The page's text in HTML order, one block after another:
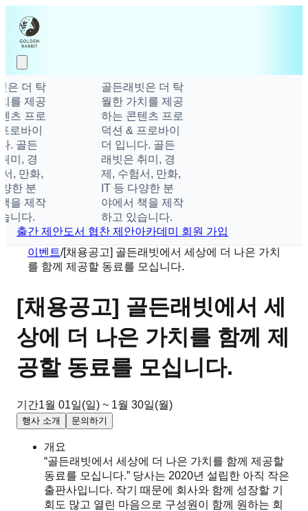
은 더 탁
를 제공
츠 프로
로바이
. 골든
미, 경
, 만화,
한 분
을 제작
니다.
골든래빗은 더 탁
월한 가치를 제공
하는 콘텐츠 프로
덕션 & 프로바이
더 입니다. 골든
래빗은 취미, 경
제, 수험서, 만화,
IT 등 다양한 분
야에서 책을 제작
하고 있습니다.
출간 제안도서 협찬 제안아카데미 회원 가입
이벤트/[채용공고] 골든래빗에서 세상에 더 나은 가치
를 함께 제공할 동료를 모십니다.
[채용공고] 골든래빗에서 세
상에 더 나은 가치를 함께 제
공할 동료를 모십니다.
기간1월 01일(일) ~ 1월 30일(월)
행사 소개 문의하기
개요
“골든래빗에서 세상에 더 나은 가치를 함께 제공할
동료를 모십니다.” 당사는 2020년 설립한 아직 작은
출판사입니다. 작기 때문에 회사와 함께 성장할 기
회도 많고 열린 마음으로 구성원이 함께 원하는 회